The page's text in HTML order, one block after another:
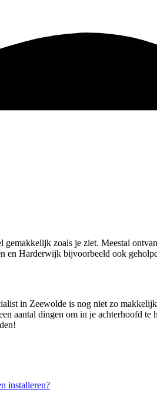
zoals je ziet. Meestal
en Harderwijk bijvoorbeeld ook
in Zeewolde is nog niet zo
aantal dingen om in je achterhoofd
installeren?